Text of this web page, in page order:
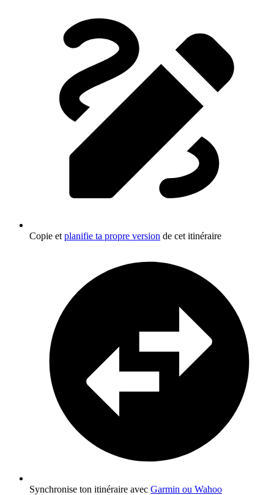
Copie et planifie ta propre version de cet itinéraire
Synchronise ton itinéraire avec Garmin ou Wahoo